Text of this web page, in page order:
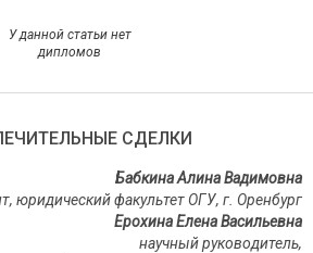
У данной статьи нет
дипломов
СДЕЛКИ
Бабкина Алина Вадимовна
юридический факультет ОГУ, г. Оренбург
Ерохина Елена Васильевна
научный руководитель,